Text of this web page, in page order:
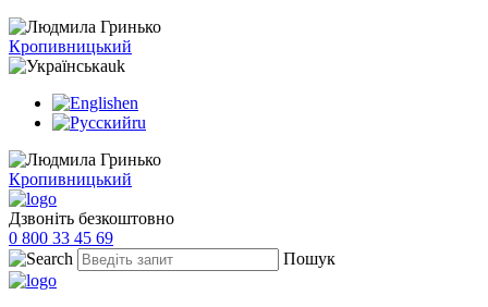
Кропивницький
uk
en
ru
Кропивницький
Дзвоніть безкоштовно
0 800 33 45 69
Пошук